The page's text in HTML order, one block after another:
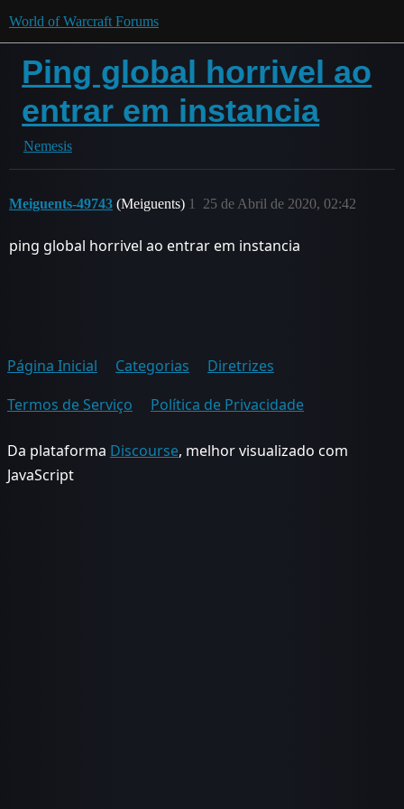
World of Warcraft Forums
Ping global horrivel ao
entrar em instancia
Nemesis
Meiguents-49743 (Meiguents) 25 de Abril de 2020, 02:42
1
ping global horrivel ao entrar em instancia
Página Inicial Categorias
Diretrizes
Termos de Serviço
Política de Privacidade
Da plataforma Discourse, melhor visualizado com
JavaScript